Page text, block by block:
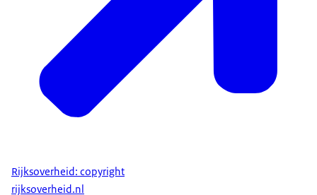
Rijksoverheid: copyright
rijksoverheid.nl